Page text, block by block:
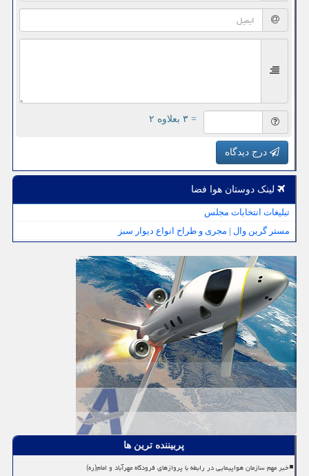
= ۳ بعلاوه ۲
درج دیدگاه
لینک دوستان هوا فضا
تبلیغات انتخابات مجلس
مستر گرین وال | مجری و طراح انواع دیوار سبز
پربیننده ترین ها
خبر مهم سازمان هواپیمایی در رابطه با پروازهای فرودگاه مهرآباد و امام(ره)